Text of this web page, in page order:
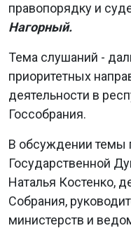
правопорядку и
Нагорный.
Тема слушаний -
приоритетных
деятельности в
Госсобрания.
В обсуждении темы
Государственной
Наталья Костенко,
Собрания,
министерств и